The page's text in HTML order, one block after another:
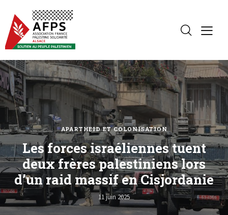
APARTHEID ET COLONISATION
Les forces israéliennes tuent
deux frères palestiniens lors
d’un raid massif en Cisjordanie
11 juin 2025